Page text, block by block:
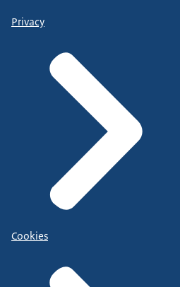
Privacy
Cookies